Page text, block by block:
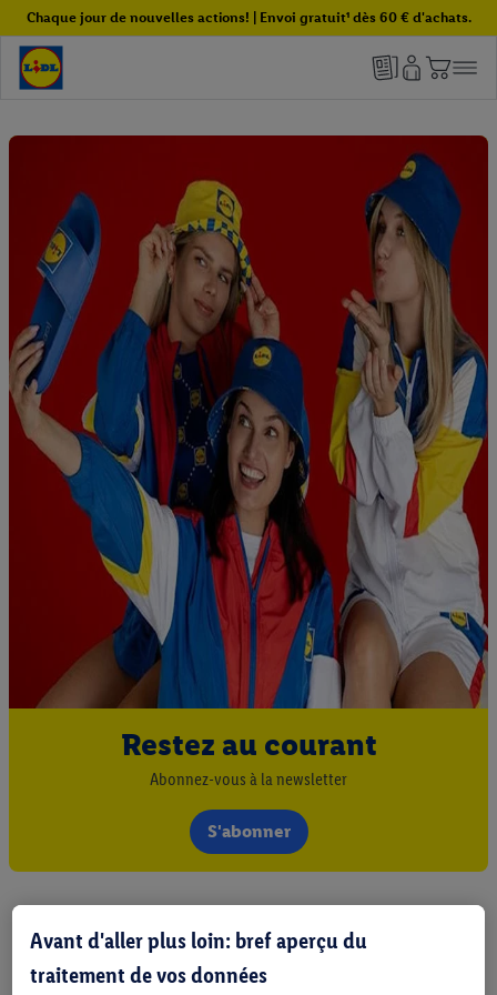
Chaque jour de nouvelles actions! | Envoi gratuit¹ dès 60 € d'achats.
Restez au courant
Abonnez-vous à la newsletter
S'abonner
Avant d'aller plus loin: bref aperçu du
traitement de vos données